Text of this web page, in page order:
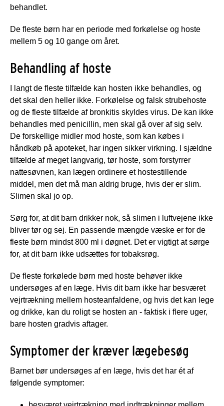
behandlet.
De fleste børn har en periode med forkølelse og hoste
mellem 5 og 10 gange om året.
Behandling af hoste
I langt de fleste tilfælde kan hosten ikke behandles, og
det skal den heller ikke. Forkølelse og falsk strubehoste
og de fleste tilfælde af bronkitis skyldes virus. De kan ikke
behandles med penicillin, men skal gå over af sig selv.
De forskellige midler mod hoste, som kan købes i
håndkøb på apoteket, har ingen sikker virkning. I sjældne
tilfælde af meget langvarig, tør hoste, som forstyrrer
nattesøvnen, kan lægen ordinere et hostestillende
middel, men det må man aldrig bruge, hvis der er slim.
Slimen skal jo op.
Sørg for, at dit barn drikker nok, så slimen i luftvejene ikke
bliver tør og sej. En passende mængde væske er for de
fleste børn mindst 800 ml i døgnet. Det er vigtigt at sørge
for, at dit barn ikke udsættes for tobaksrøg.
De fleste forkølede børn med hoste behøver ikke
undersøges af en læge. Hvis dit barn ikke har besværet
vejrtrækning mellem hosteanfaldene, og hvis det kan lege
og drikke, kan du roligt se hosten an - faktisk i flere uger,
bare hosten gradvis aftager.
Symptomer der kræver lægebesøg
Barnet bør undersøges af en læge, hvis det har ét af
følgende symptomer: